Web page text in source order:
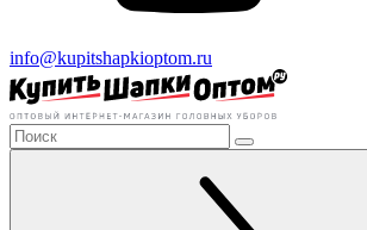
info@kupitshapkioptom.ru